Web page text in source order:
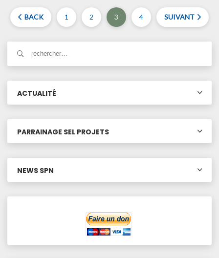
BACK 1 2 3 4 SUIVANT
ACTUALITÉ
PARRAINAGE SEL PROJETS
NEWS SPN